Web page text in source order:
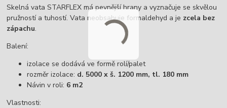
Skelná vata STARFLEX má pevnější hrany a vyznačuje se skvělou
pružností a tuhostí. Vata neobsahuje formaldehyd a je zcela bez
zápachu.
Balení:
izolace se dodává ve formě rolí/palet
rozměr izolace: d. 5000 x š. 1200 mm, tl. 180 mm
Návin v roli: 6 m2
Vlastnosti: